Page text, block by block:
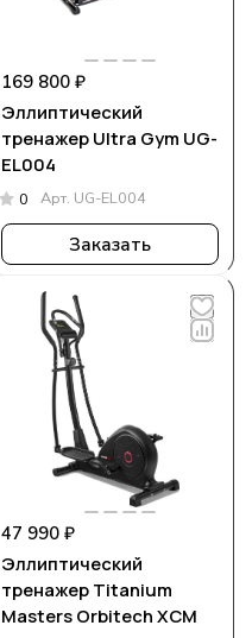
169 800 ₽
Эллиптический
тренажер Ultra Gym UG-
EL004
0 Арт. UG-EL004
Заказать
47 990 ₽
Эллиптический
тренажер Titanium
Masters Orbitech XCM